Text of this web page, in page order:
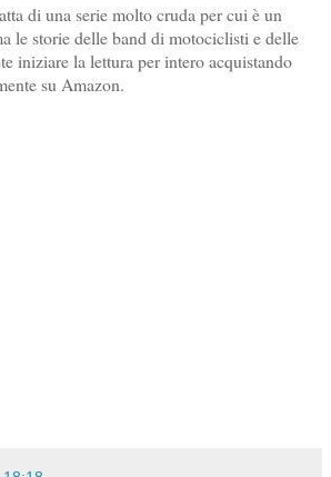
di una serie molto cruda per cui è un
le storie delle band di motociclisti e delle
iniziare la lettura per intero acquistando
su Amazon.